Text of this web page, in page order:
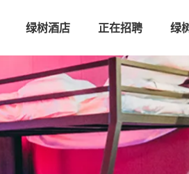
绿树酒店 正在招聘 绿